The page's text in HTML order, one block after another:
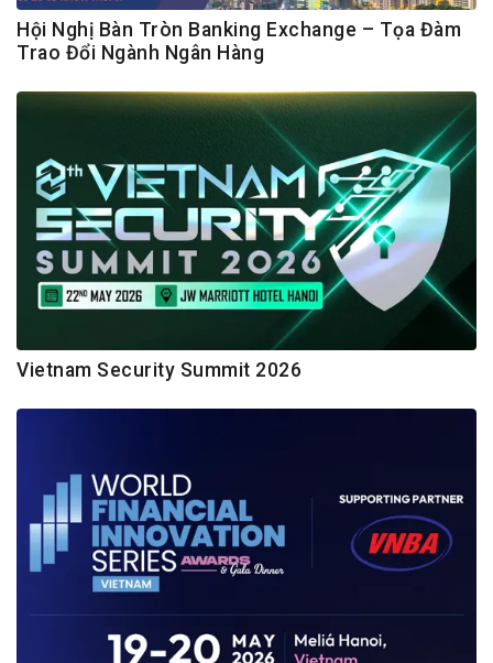
Hội Nghị Bàn Tròn Banking Exchange – Tọa Đàm
Trao Đổi Ngành Ngân Hàng
Vietnam Security Summit 2026